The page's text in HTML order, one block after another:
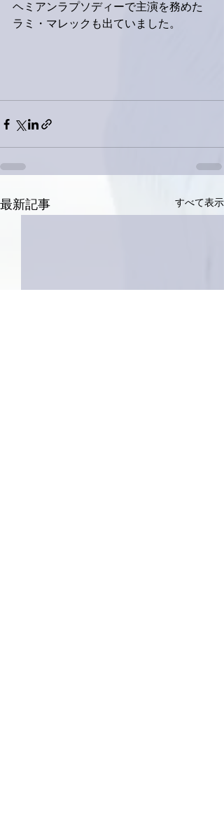
ヘミアンラプソディーで主演を務めた
ラミ・マレックも出ていました。
最新記事 すべて表示